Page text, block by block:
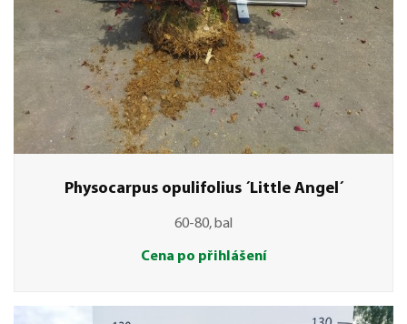
Physocarpus opulifolius ´Little Angel´
60-80, bal
Cena po přihlášení